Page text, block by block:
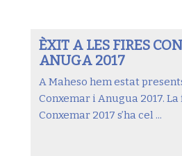
ÈXIT A LES FIRES
ANUGA 2017
A Maheso hem estat
Conxemar i Anugua 2017.
Conxemar 2017 s’ha cel ...